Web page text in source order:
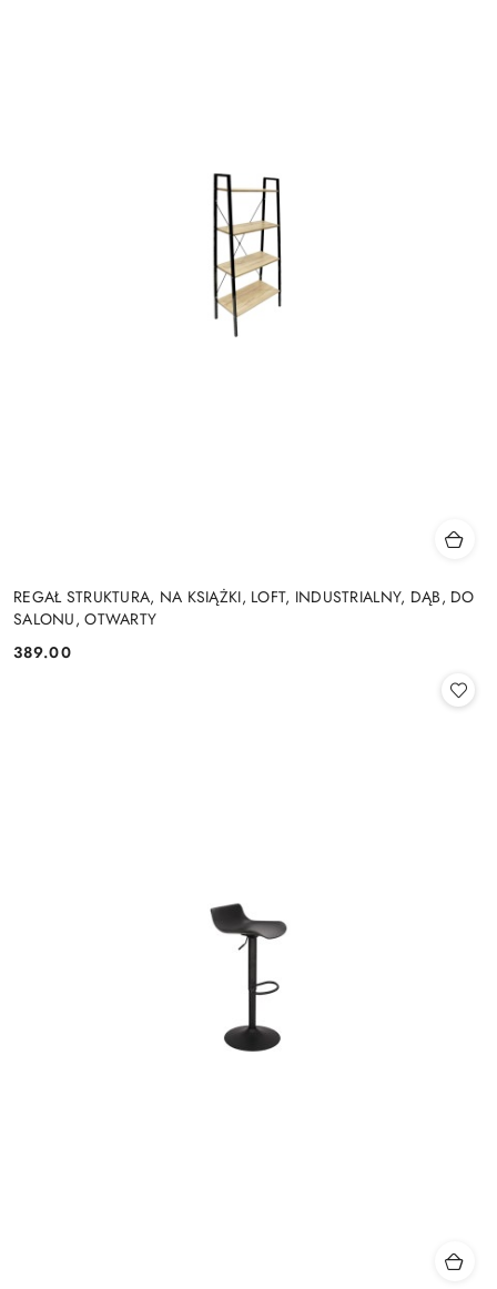
REGAŁ STRUKTURA, NA KSIĄŻKI, LOFT, INDUSTRIALNY, DĄB, DO
SALONU, OTWARTY
Cena:
389.00